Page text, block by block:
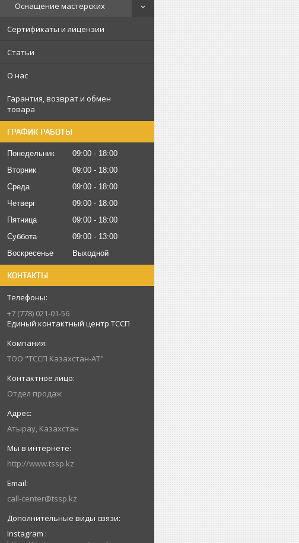
Оснащение мастерских
Сертификаты и лицензии
Статьи
О нас
Гарантия, возврат и обмен
товара
ГРАФИК РАБОТЫ
Понедельник 09:00
18:00
Вторник
09:00
18:00
Среда
09:00
18:00
Четверг
09:00
18:00
Пятница
09:00
18:00
Суббота
09:00
13:00
Воскресенье
Выходной
КОНТАКТЫ
+7 (778) 021-01-56
Единый контактный центр ТССП
ТОО "ТССП Казахстан-АТ"
Отдел продаж
Атырау, Казахстан
http://www.tssp.kz
call-center@tssp.kz
Instagram